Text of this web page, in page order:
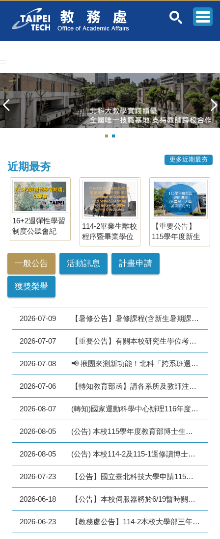
容
:::
近期最夯
16+2週彈性學習
制度公聽會紀
錄、簡報及問卷
資訊
114-2畢業生離校
程序暨畢業學位
證書領取事宜
Collection of
Diploma and
School-Leaving
Graduates
【重要公告】
115學年度新生
註冊須知(五專
部、大學部及研
更多近期最夯
一般公告 活動訊息 計畫申請
獲獎榮譽
2026-07-09 【暑修公告】暑修課程(含新生暑期課程)遇颱風因素宣布停課相關事宜(115.07.09更新)
2026-07-07 【重要公告】有關本校研究生學位考試當日如遇颱風之因應處理原則(115.07.07更新)Contingency Guidelines for Graduate Degree Examinations During a Typhoon
2026-07-08 📢 揪團來測新功能！北科「跨系班選課系統」封測啟動 🚀
2026-07-06 【轉知教育部函】請各系所及教師注意，勿使用將我國標示為「臺灣島」之中國大陸製世界地圖作為教材。
2026-08-07 (轉知)國家運動科學中心辦理116年度博士生研究獎學金申請作業
2026-08-05 (公告) 本校115學年度教育部博士生獎學金, 請有意申請之博士生於115年9月7日至9月21日間提出申請
2026-08-05 (公告) 本校114-2及115-1逕修讀博士學位學生, 歡迎於115年9月7日至9月21日間提出國科會博士生研究獎學金及優秀本國研究生入學獎勵申請
2026-07-23 【公告】國立臺北科技大學申請115學年度第1學期逕修讀博士學位審核通過名單
2026-06-18 【公告】本校伺服器將於6/19暫時關機，有關預選期程調整及其他相關說明詳如內文。
2026-06-23 【教務處公告】114-2本校大學部三年級學生申請115-1學期碩士學位課程先修通過名單。